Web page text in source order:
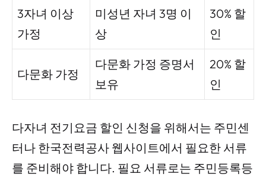
3자녀 이상
가정
미성년 자녀 3명 이
상
30% 할
인
다문화 가정
다문화 가정 증명서
보유
20% 할
인
다자녀 전기요금 할인 신청을 위해서는 주민센
터나 한국전력공사 웹사이트에서 필요한 서류
를 준비해야 합니다. 필요 서류로는 주민등록등